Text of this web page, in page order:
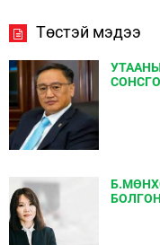
Төстэй мэдээ